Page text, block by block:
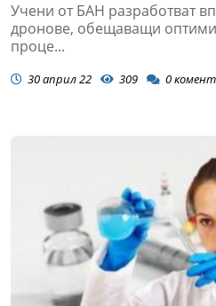
Учени от БАН разработват
дронове, обещаващи
проце...
30 април 22 309 0